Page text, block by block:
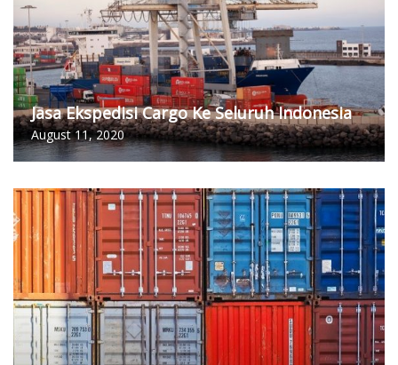
Jasa Ekspedisi Cargo Ke Seluruh Indonesia
August 11, 2020